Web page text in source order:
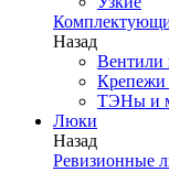
Назад
Вентили
Крепежи
ТЭНы и
Люки
Назад
Ревизионные